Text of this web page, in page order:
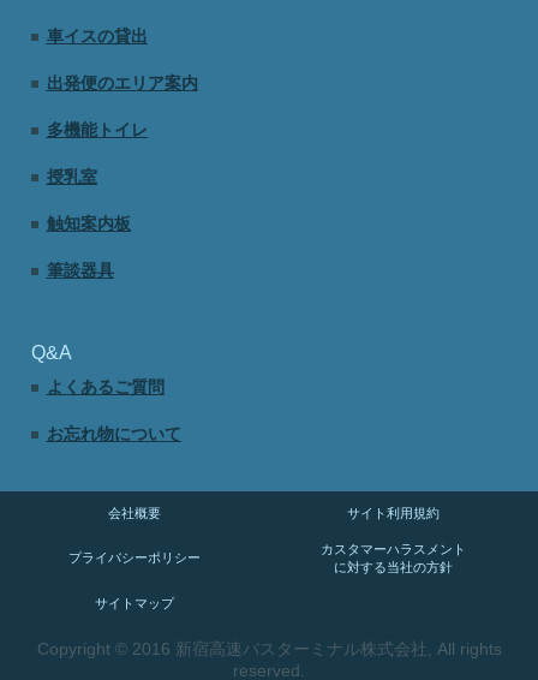
車イスの貸出
出発便のエリア案内
多機能トイレ
授乳室
触知案内板
筆談器具
Q&A
よくあるご質問
お忘れ物について
会社概要 サイト利用規約
プライバシーポリシー
カスタマーハラスメント
に対する当社の方針
サイトマップ
Copyright © 2016 新宿高速バスターミナル株式会社, All rights
reserved.